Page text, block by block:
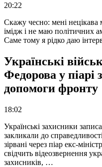
20:22
Скажу чесно: мені
імідж і не маю політичних
Саме тому я рідко даю
Українські
Федорова у піарі
допомоги фронту
18:02
Українські захисники
закликали до
зірвані через піар екс-
свідчить відеозвернення
захисників, …